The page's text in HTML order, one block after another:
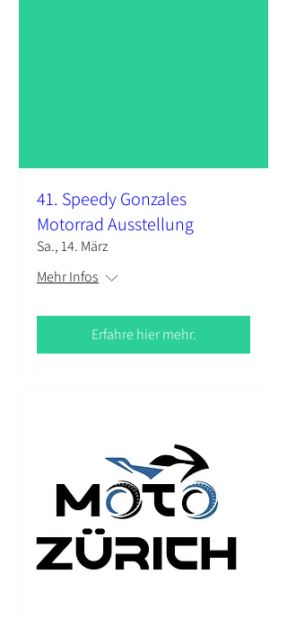
41. Speedy Gonzales
Motorrad Ausstellung
Sa., 14. März
Mehr Infos
Erfahre hier mehr.